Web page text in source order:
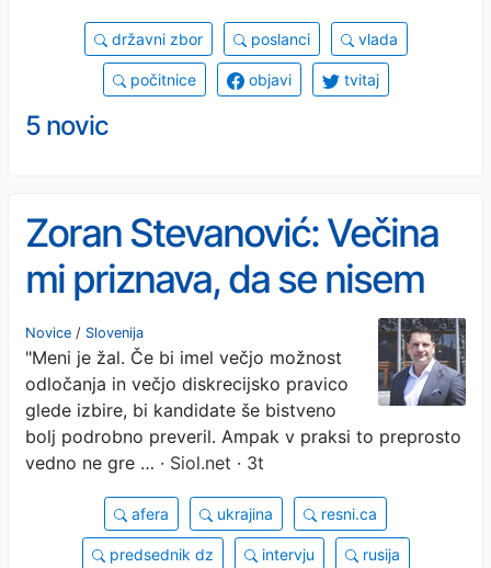
državni zbor poslanci vlada
počitnice objavi tvitaj
5 novic
Zoran Stevanović: Večina
mi priznava, da se nisem
spremenil niti za las
Novice / Slovenija
"Meni je žal. Če bi imel večjo možnost
odločanja in večjo diskrecijsko pravico
glede izbire, bi kandidate še bistveno
bolj podrobno preveril. Ampak v praksi to preprosto
vedno ne gre … · Siol.net · 3t
afera ukrajina resni.ca
predsednik dz intervju rusija